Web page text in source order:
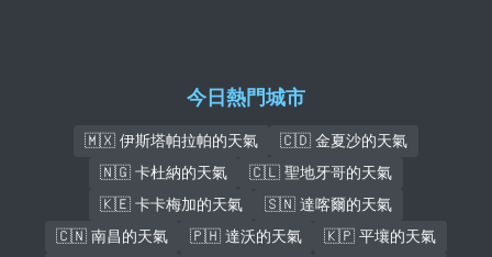
今日熱門城市
🇲🇽 伊斯塔帕拉帕的天氣
🇨🇩 金夏沙的天氣
🇳🇬 卡杜納的天氣
🇨🇱 聖地牙哥的天氣
🇰🇪 卡卡梅加的天氣
🇸🇳 達喀爾的天氣
🇨🇳 南昌的天氣
🇵🇭 達沃的天氣
🇰🇵 平壤的天氣